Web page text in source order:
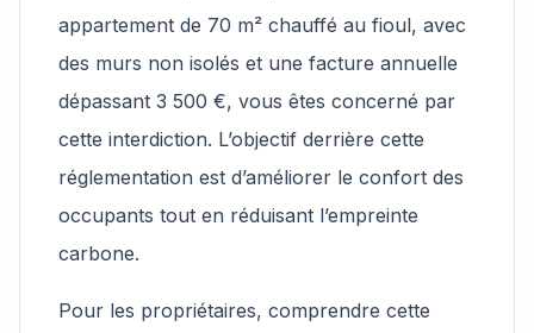
appartement de 70 m² chauffé au fioul, avec
des murs non isolés et une facture annuelle
dépassant 3 500 €, vous êtes concerné par
cette interdiction. L’objectif derrière cette
réglementation est d’améliorer le confort des
occupants tout en réduisant l’empreinte
carbone.
Pour les propriétaires, comprendre cette